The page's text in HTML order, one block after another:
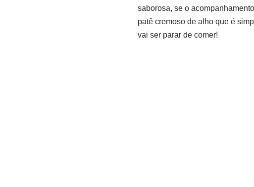
saborosa, se o
patê cremoso de alho que é
vai ser parar de comer!